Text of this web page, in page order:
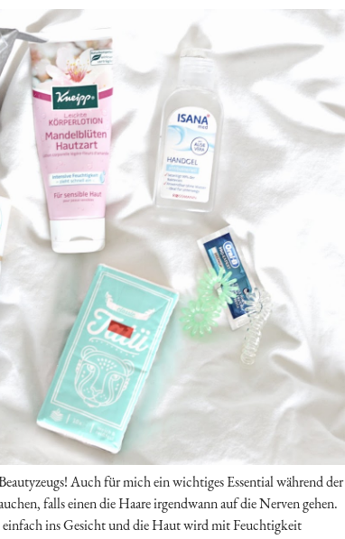
Auch für mich ein wichtiges Essential während der
falls einen die Haare irgendwann auf die Nerven gehen.
einfach ins Gesicht und die Haut wird mit Feuchtigkeit